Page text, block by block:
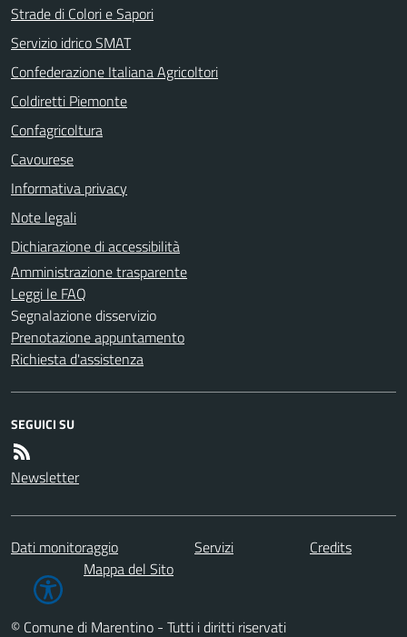
Strade di Colori e Sapori
Servizio idrico SMAT
Confederazione Italiana Agricoltori
Coldiretti Piemonte
Confagricoltura
Cavourese
Informativa privacy
Note legali
Dichiarazione di accessibilità
Amministrazione trasparente
Leggi le FAQ
Segnalazione disservizio
Prenotazione appuntamento
Richiesta d'assistenza
SEGUICI SU
Newsletter
Dati monitoraggio Servizi
Credits
Mappa del Sito
© Comune di Marentino - Tutti i diritti riservati